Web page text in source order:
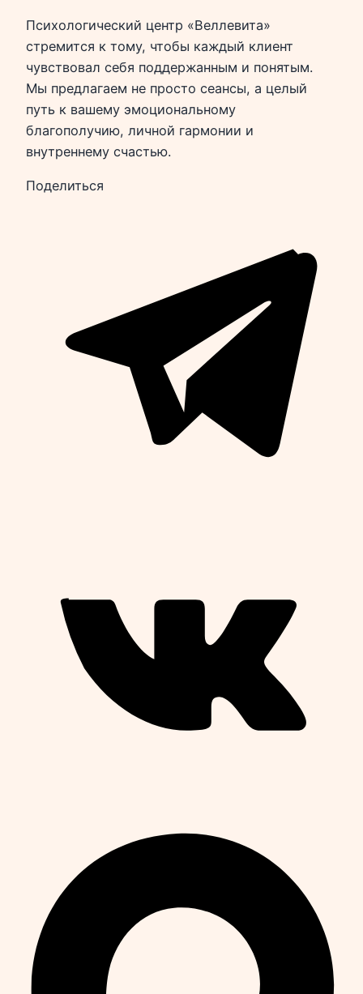
Психологический центр «Веллевита»
стремится к тому, чтобы каждый клиент
чувствовал себя поддержанным и понятым.
Мы предлагаем не просто сеансы, а целый
путь к вашему эмоциональному
благополучию, личной гармонии и
внутреннему счастью.
Поделиться